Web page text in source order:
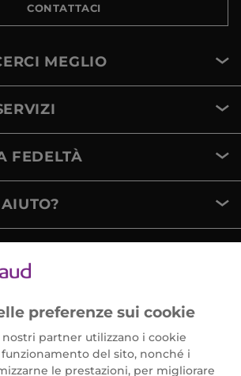
CONTATTACI
MEGLIO
FEDELTÀ
preferenze sui cookie
partner utilizzano i cookie
del sito, nonché i
le prestazioni, per migliorare